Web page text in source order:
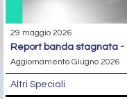
29 maggio 2026
report banda stagnata -
Aggiornamento Giugno 2026
Altri Speciali